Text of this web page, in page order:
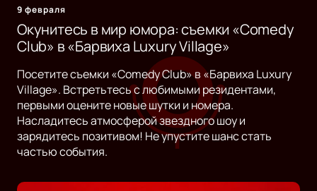
9 февраля
Окунитесь в мир юмора: съемки «Comedy
Club» в «Барвиха Luxury Village»
Посетите съемки «Comedy Club» в «Барвиха Luxury
Village». Встретьтесь с любимыми резидентами,
первыми оцените новые шутки и номера.
Насладитесь атмосферой звездного шоу и
зарядитесь позитивом! Не упустите шанс стать
частью события.